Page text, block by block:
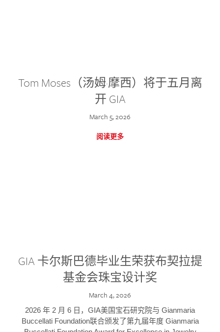
Tom Moses（汤姆·摩西）将于五月离
开 GIA
March 5, 2026
阅读更多
GIA 卡尔斯巴德毕业生荣获布契拉提
基金会珠宝设计奖
March 4, 2026
2026 年 2 月 6 日，GIA美国宝石研究院与 Gianmaria
Buccellati Foundation联合颁发了第九届年度 Gianmaria